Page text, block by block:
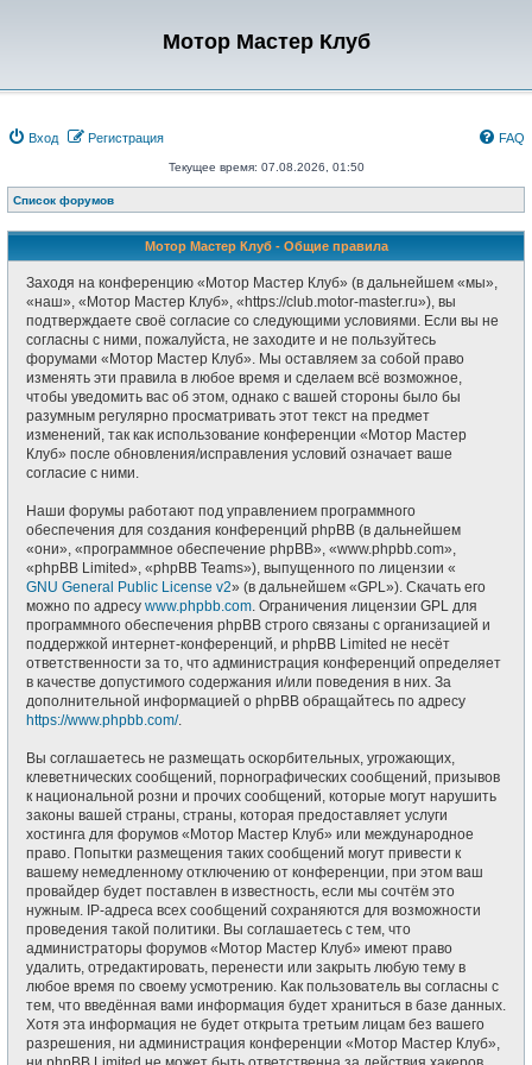
Мотор Мастер Клуб
Вход Регистрация FAQ
Текущее время: 07.08.2026, 01:50
Список форумов
Мотор Мастер Клуб - Общие правила
Заходя на конференцию «Мотор Мастер Клуб» (в дальнейшем «мы»,
«наш», «Мотор Мастер Клуб», «https://club.motor-master.ru»), вы
подтверждаете своё согласие со следующими условиями. Если вы не
согласны с ними, пожалуйста, не заходите и не пользуйтесь
форумами «Мотор Мастер Клуб». Мы оставляем за собой право
изменять эти правила в любое время и сделаем всё возможное,
чтобы уведомить вас об этом, однако с вашей стороны было бы
разумным регулярно просматривать этот текст на предмет
изменений, так как использование конференции «Мотор Мастер
Клуб» после обновления/исправления условий означает ваше
согласие с ними.
Наши форумы работают под управлением программного
обеспечения для создания конференций phpBB (в дальнейшем
«они», «программное обеспечение phpBB», «www.phpbb.com»,
«phpBB Limited», «phpBB Teams»), выпущенного по лицензии «
GNU General Public License v2» (в дальнейшем «GPL»). Скачать его
можно по адресу www.phpbb.com. Ограничения лицензии GPL для
программного обеспечения phpBB строго связаны с организацией и
поддержкой интернет-конференций, и phpBB Limited не несёт
ответственности за то, что администрация конференций определяет
в качестве допустимого содержания и/или поведения в них. За
дополнительной информацией о phpBB обращайтесь по адресу
https://www.phpbb.com/.
Вы соглашаетесь не размещать оскорбительных, угрожающих,
клеветнических сообщений, порнографических сообщений, призывов
к национальной розни и прочих сообщений, которые могут нарушить
законы вашей страны, страны, которая предоставляет услуги
хостинга для форумов «Мотор Мастер Клуб» или международное
право. Попытки размещения таких сообщений могут привести к
вашему немедленному отключению от конференции, при этом ваш
провайдер будет поставлен в известность, если мы сочтём это
нужным. IP-адреса всех сообщений сохраняются для возможности
проведения такой политики. Вы соглашаетесь с тем, что
администраторы форумов «Мотор Мастер Клуб» имеют право
удалить, отредактировать, перенести или закрыть любую тему в
любое время по своему усмотрению. Как пользователь вы согласны с
тем, что введённая вами информация будет храниться в базе данных.
Хотя эта информация не будет открыта третьим лицам без вашего
разрешения, ни администрация конференции «Мотор Мастер Клуб»,